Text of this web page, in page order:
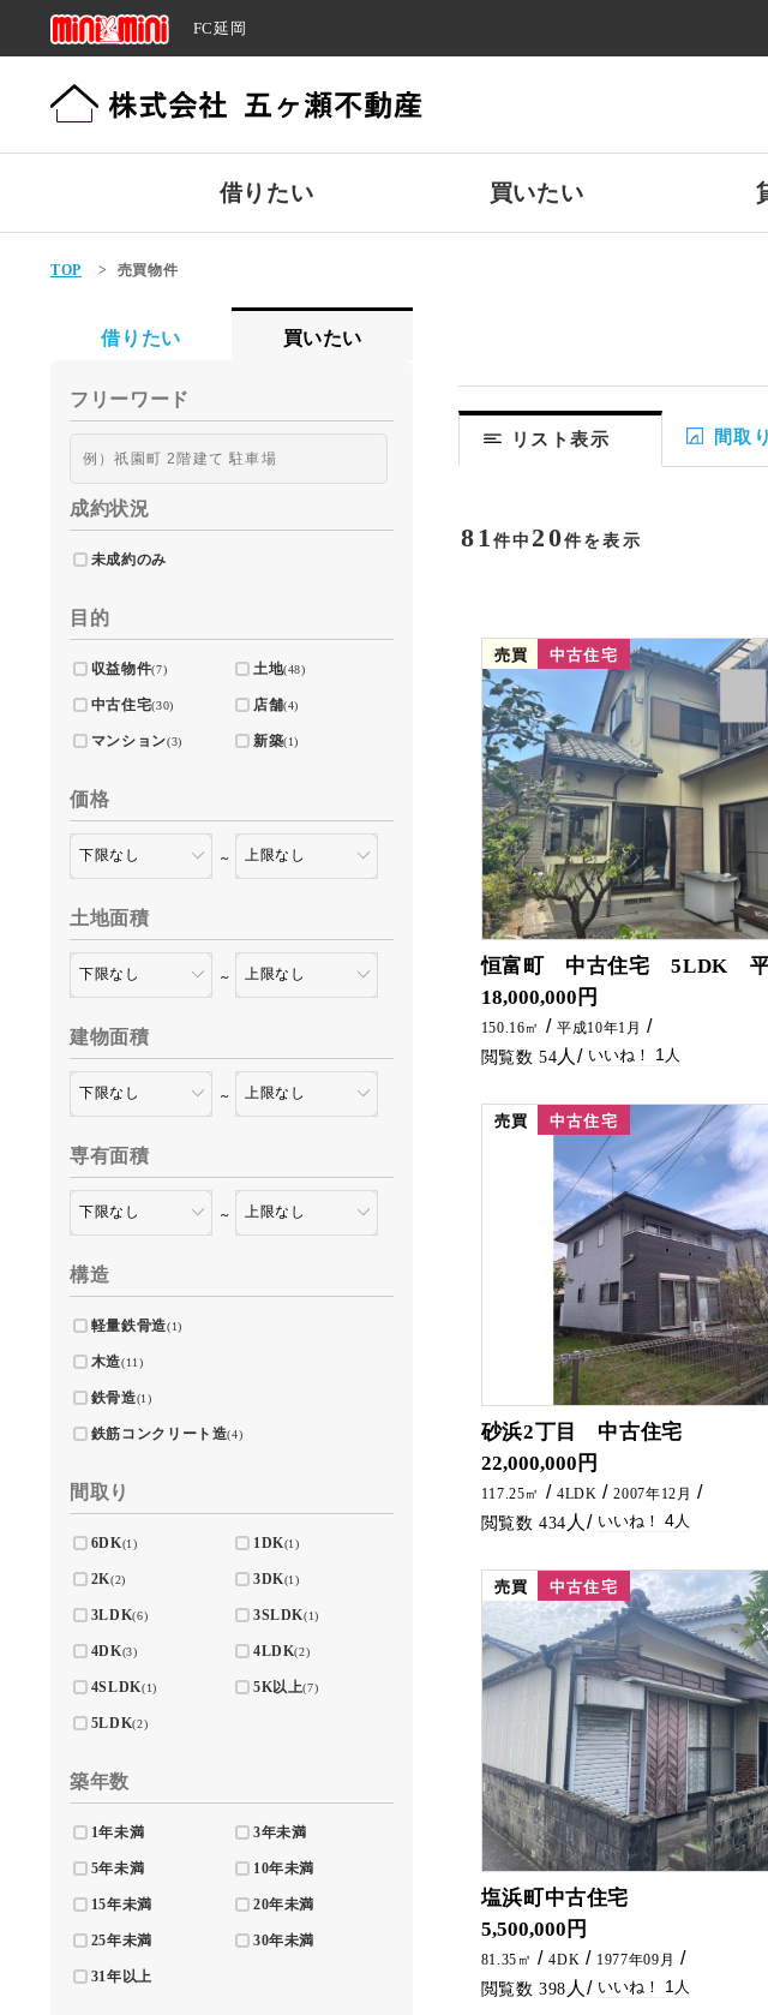
FC延岡
借りたい 買いたい
TOP > 売買物件
リスト表示 間取
81 件中 20件を表示
売買
NEW 中古住宅
1
恒富町 中古住宅 5LDK 平
18,000,000円
150.16㎡ 平成10年1月
54 1
売買 中古住宅
4
砂浜2丁目 中古住宅
22,000,000円
117.25㎡ 4LDK 2007年12月
434 4
売買 中古住宅
1
塩浜町中古住宅
5,500,000円
81.35㎡ 4DK 1977年09月
398 1
借りたい 買いたい
フリーワード
成約状況
未成約のみ
目的
収益物件(7) 土地(48)
中古住宅(30) 店舗(4)
マンション(3) 新築(1)
価格
～
土地面積
～
建物面積
～
専有面積
～
構造
軽量鉄骨造(1)
木造(11)
鉄骨造(1)
鉄筋コンクリート造(4)
間取り
6DK(1) 1DK(1)
2K(2) 3DK(1)
3LDK(6) 3SLDK(1)
4DK(3) 4LDK(2)
4SLDK(1) 5K以上(7)
5LDK(2)
築年数
1年未満 3年未満
5年未満 10年未満
15年未満 20年未満
25年未満 30年未満
31年以上